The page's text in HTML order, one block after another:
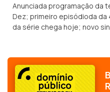
Anunciada programação da
Dez; primeiro episódioda da
da série chega hoje; novo